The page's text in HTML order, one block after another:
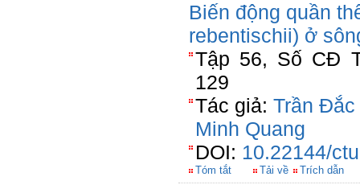
Biến động quần
rebentischii) ở
Tập 56, Số CĐ
129
Tác giả:Trần
Minh Quang
DOI: 10.22144/
Tóm tắt Tải về Trích dẫn